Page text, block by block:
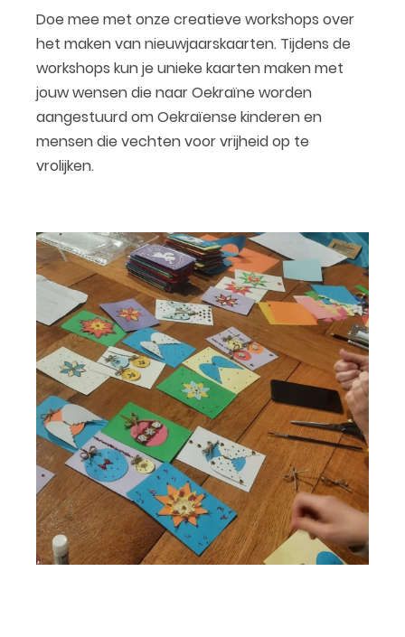
Doe mee met onze creatieve workshops over
het maken van nieuwjaarskaarten. Tijdens de
workshops kun je unieke kaarten maken met
jouw wensen die naar Oekraïne worden
aangestuurd om Oekraïense kinderen en
mensen die vechten voor vrijheid op te
vrolijken.